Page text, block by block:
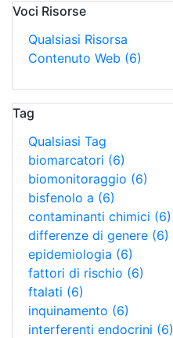
Voci Risorse
Qualsiasi Risorsa
Contenuto Web (6)
Tag
Qualsiasi Tag
biomarcatori (6)
biomonitoraggio (6)
bisfenolo a (6)
contaminanti chimici (6)
differenze di genere (6)
epidemiologia (6)
fattori di rischio (6)
ftalati (6)
inquinamento (6)
interferenti endocrini (6)